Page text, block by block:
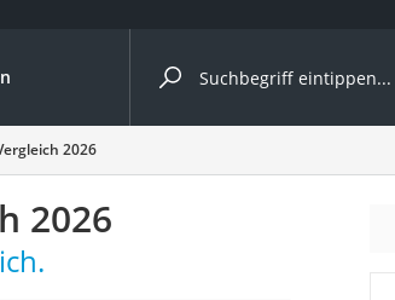
nach Kategorie
2026
2026